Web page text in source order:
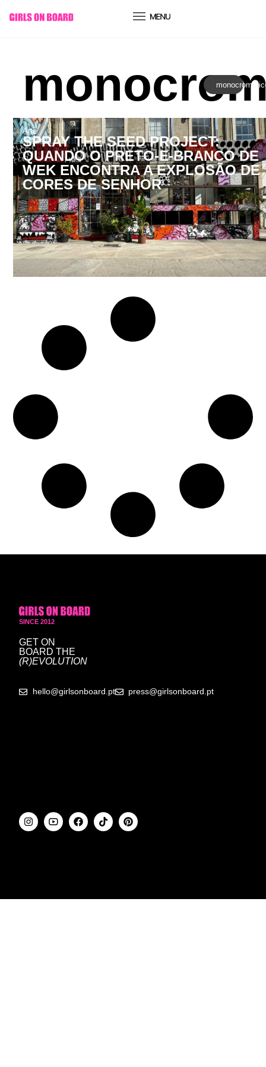
conteúdo
Arte
SPRAY THE SEED PROJECT:
QUANDO O PRETO-E-BRANCO DE
WEK ENCONTRA A EXPLOSÃO DE
CORES DE SENHOR
SINCE 2012
GET ON
BOARD THE
(R)EVOLUTION
hello@girlsonboard.pt press@girlsonboard.pt